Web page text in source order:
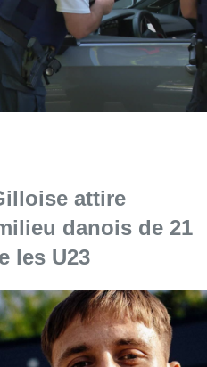
attire
danois de 21
les U23